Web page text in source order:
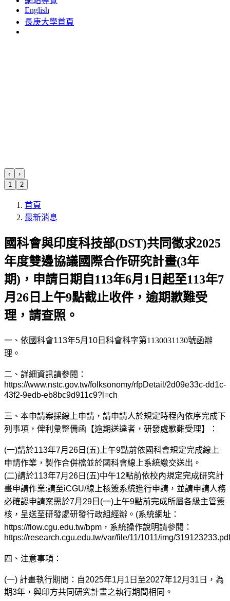
English
長庚大學首頁
‹
›
1
2
首頁
最新消息
國科會與印度科技部(DST)共同徵求2025
年度雙邊協議國際合作研究計畫(3年
期)，申請日期自113年6月1日起至113年7
月26日上午9點截止收件，逾期歉難受
理，請查照。
一、依國科會113年5月10日 科會科字第1130031130號函辦
理。
二、詳細資訊請參閱：
https://www.nstc.gov.tw/folksonomy/rfpDetail/2d09e33c-dd1c-
43f2-9edb-eb8bc9d911c9?l=ch
三、本申請案採線上申請，請申請人於規定時程內依序完成下
列事項，俾利彙整備函【逾期送達者，研發處歉難受理】：
(一)請於113年7月26日(五)上午9點前依國科會規定完成線上
申請作業，製作合併檔並於國科會線上系統繳交送出。
(二)請於113年7月26日(五)中午12點前依校內規定完成研究計
畫申請作業:請至iCGU/線上核簽系統進行申請，並請申請人務
必確認申請案需於7月29日(一)上午9點前完成所屬各級主管簽
核，呈送至研發處研發行政組經辦。(系統網址：
https://flow.cgu.edu.tw/bpm ，系統操作說明請參閱：
https://research.cgu.edu.tw/var/file/11/1011/img/319123233.pdf
四、注意事項：
(一) 計畫執行期間：自2025年1月 1 日至2027年12月 31 日，為
期3年，與印方共同研究計畫之執行期間相同。